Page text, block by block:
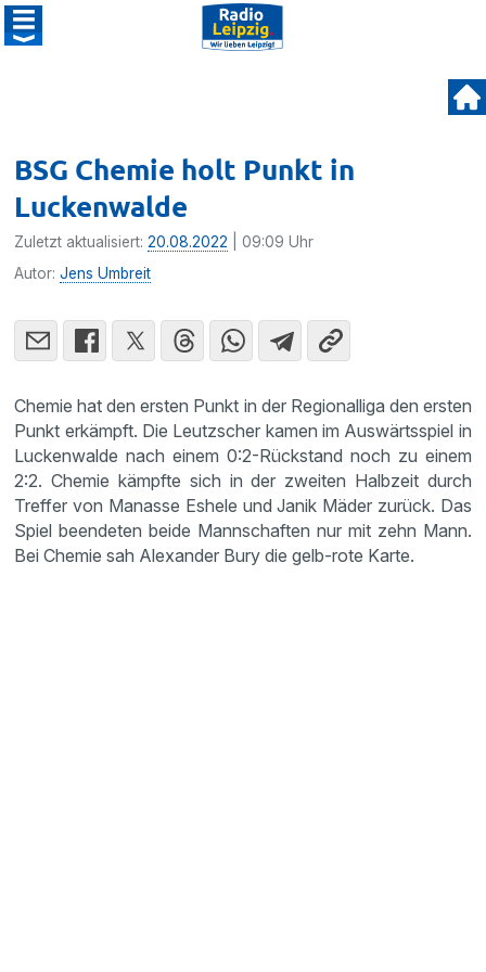
BSG Chemie holt Punkt in
Luckenwalde
Zuletzt aktualisiert:20.08.2022 | 09:09 Uhr
Autor:Jens Umbreit
Chemie hat den ersten Punkt in der Regionalliga den ersten
Punkt erkämpft. Die Leutzscher kamen im Auswärtsspiel in
Luckenwalde nach einem 0:2-Rückstand noch zu einem
2:2. Chemie kämpfte sich in der zweiten Halbzeit durch
Treffer von Manasse Eshele und Janik Mäder zurück. Das
Spiel beendeten beide Mannschaften nur mit zehn Mann.
Bei Chemie sah Alexander Bury die gelb-rote Karte.